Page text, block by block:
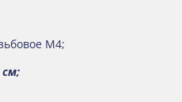
М4;
см;